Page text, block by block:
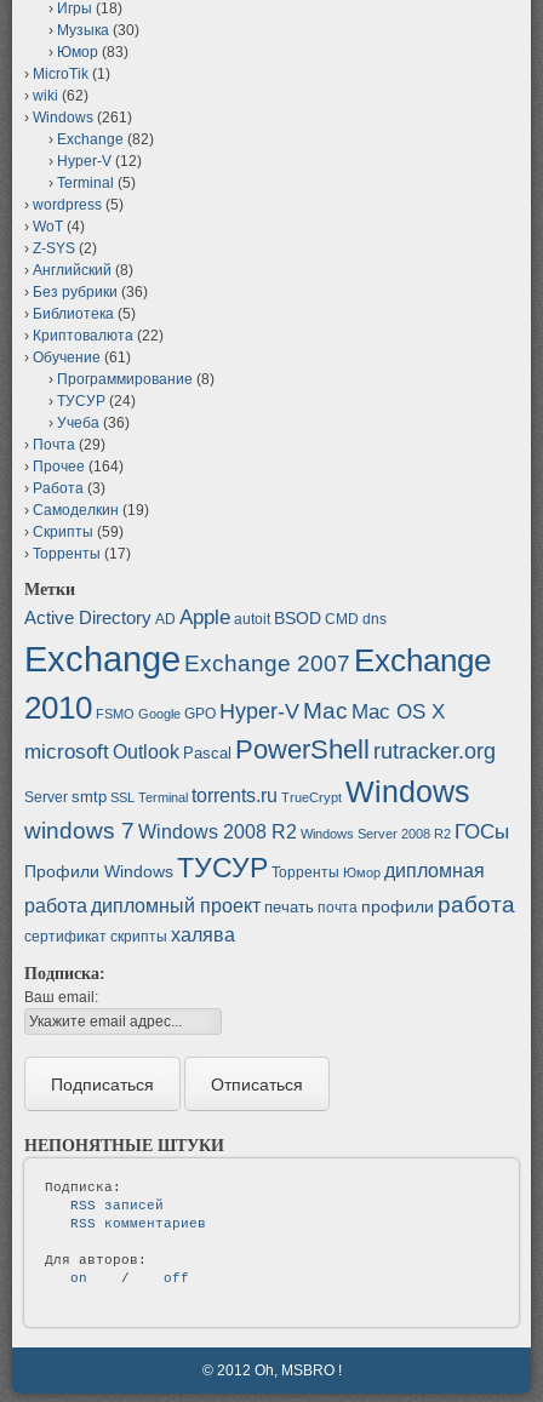
Игры (18)
Музыка (30)
Юмор (83)
MicroTik (1)
wiki (62)
Windows (261)
Exchange (82)
Hyper-V (12)
Terminal (5)
wordpress (5)
WoT (4)
Z-SYS (2)
Английский (8)
Без рубрики (36)
Библиотека (5)
Криптовалюта (22)
Обучение (61)
Программирование (8)
ТУСУР (24)
Учеба (36)
Почта (29)
Прочее (164)
Работа (3)
Самоделкин (19)
Скрипты (59)
Торренты (17)
Метки
Active Directory AD Apple autoit BSOD CMD dns
Exchange Exchange 2007 Exchange
2010 FSMO Google GPO Hyper-V Mac Mac OS X
microsoftOutlook Pascal PowerShell rutracker.org
Server smtp SSL Terminal torrents.ru TrueCrypt Windows
windows 7 Windows 2008 R2 Windows Server 2008 R2 ГОСы
Профили WindowsТУСУР Торренты Юмор дипломная
работа дипломный проект печать почта профили работа
сертификат скрипты халява
Подписка:
Ваш email:
НЕПОНЯТНЫЕ ШТУКИ
   RSS записей
   RSS комментариев
   on
/
   off
© 2012 Oh, MSBRO !